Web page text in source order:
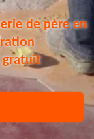
de père en
gratuit